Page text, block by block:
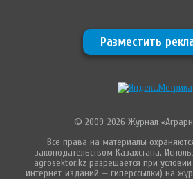
Разместить
© 2009-2026 Журнал
Все права на материалы
законодательством Казахстана.
agrosektor.kz разрешается при
интернет-изданий — гиперссылки) на